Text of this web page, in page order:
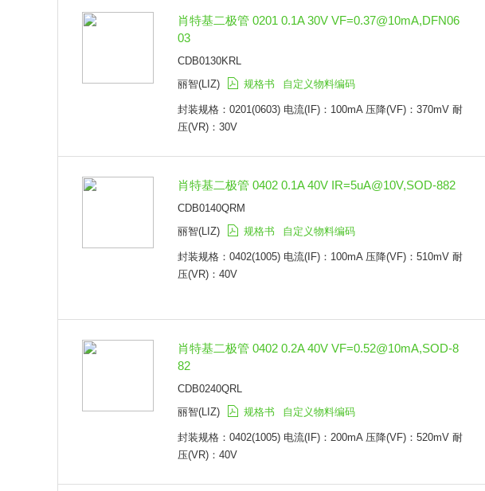
伯恩斯(BOURNS)
辰达半导体(MDD)
东芝(TOSHIBA)
美键达(MJD)
固得沃克(GOODWORK)
萨科微(Slkor)
友台半导体(UMW)
美微科(MCC)
SOD-323
SOD-323HE
SMA(DO-214AC)
SMC(DO-214AB)
DO-201AD
DO-41
SMAF
SMBF
TO-220-3 FP
TO263
TO-251(IPAK)
MiniMELF(SOD-80)
肖特基二极管 0201 0.1A 30V VF=0.37@10mA,DFN06
03
CDB0130KRL
丽智(LIZ)
规格书 自定义物料编码
封装规格：0201(0603) 电流(IF)：100mA 压降(VF)：370mV 耐
压(VR)：30V
肖特基二极管 0402 0.1A 40V IR=5uA@10V,SOD-882
CDB0140QRM
丽智(LIZ)
规格书 自定义物料编码
封装规格：0402(1005) 电流(IF)：100mA 压降(VF)：510mV 耐
压(VR)：40V
肖特基二极管 0402 0.2A 40V VF=0.52@10mA,SOD-8
82
CDB0240QRL
丽智(LIZ)
规格书 自定义物料编码
封装规格：0402(1005) 电流(IF)：200mA 压降(VF)：520mV 耐
压(VR)：40V